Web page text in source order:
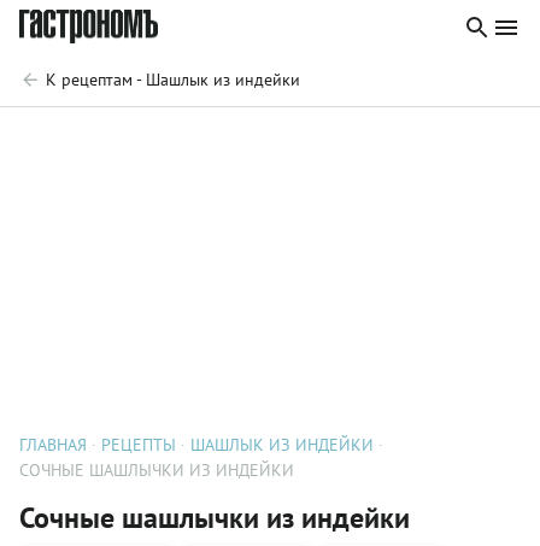
К рецептам - Шашлык из индейки
ГЛАВНАЯ РЕЦЕПТЫ
ШАШЛЫК ИЗ ИНДЕЙКИ
СОЧНЫЕ ШАШЛЫЧКИ ИЗ ИНДЕЙКИ
Сочные шашлычки из индейки